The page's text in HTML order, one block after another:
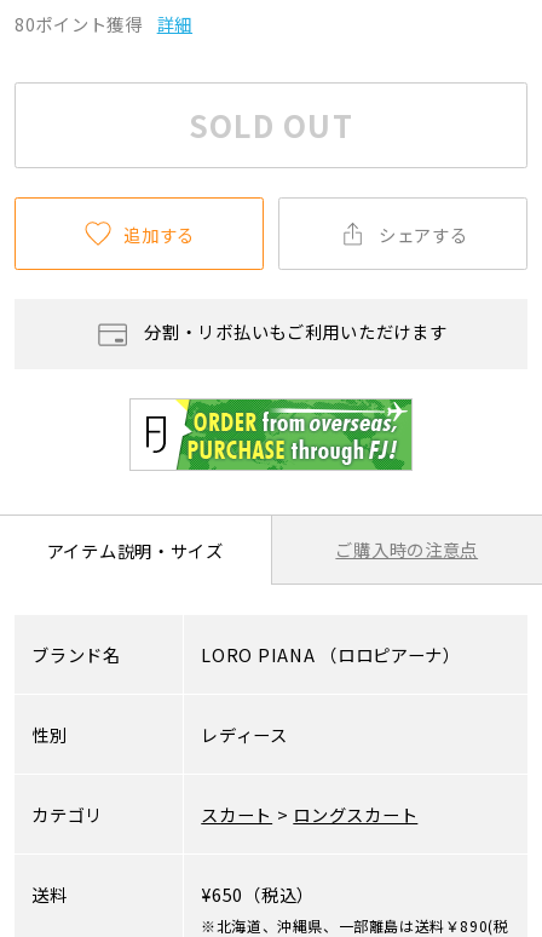
80ポイント獲得
詳細
SOLD OUT
追加する シェアする
分割・リボ払いもご利用いただけます
アイテム説明・サイズ ご購入時の注意点
ブランド名 LORO PIANA （ロロピアーナ）
性別 レディース
カテゴリ スカート > ロングスカート
送料 ¥650（税込）
※北海道、沖縄県、一部離島は送料￥890(税